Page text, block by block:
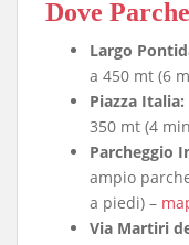
Dove
Largo
a 450 mt (6
Piazza Italia:
350 mt (4
Parcheggio
ampio
a piedi) –
Via Martiri